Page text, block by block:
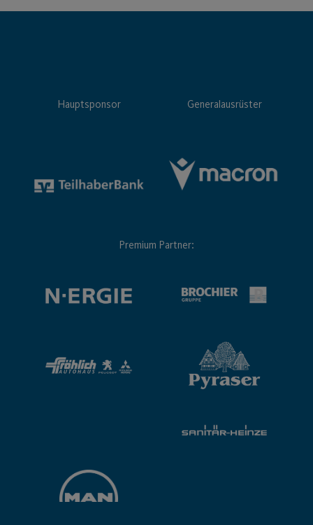
Hauptsponsor Generalausrüster
Premium Partner: